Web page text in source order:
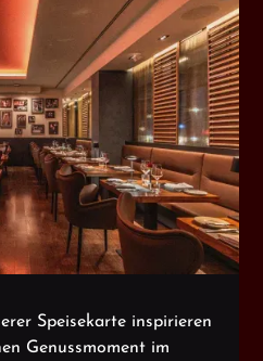
Speisekarte inspirieren
Genussmoment im